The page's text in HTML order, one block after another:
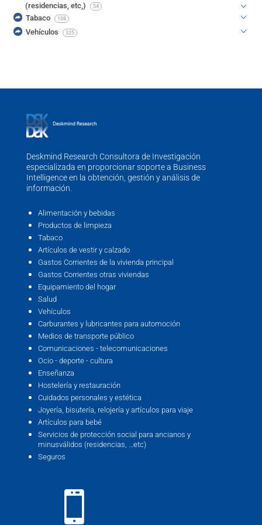
(residencias, etc,) 54
Tabaco 108
Vehículos 325
Deskmind Research Consultora de Investigación
especializada en proporcionar soporte a Business
Intelligence en la obtención, gestión y análisis de
información.
Alimentación y bebidas
Productos de limpieza
Tabaco
Artículos de vestir y calzado
Gastos Corrientes de la vivienda principal
Gastos Corrientes otras viviendas
Equipamiento del hogar
Salud
Vehículos
Carburantes y lubricantes para automoción
Medios de transporte público
Comunicaciones - telecomunicaciones
Ocio - deporte - cultura
Enseñanza
Hostelería y restauración
Cuidados personales y estética
Joyería, bisutería, relojería y artículos para viaje
Artículos para bebé
Servicios de protección social para ancianos y
minusválidos (residencias, …etc)
Seguros